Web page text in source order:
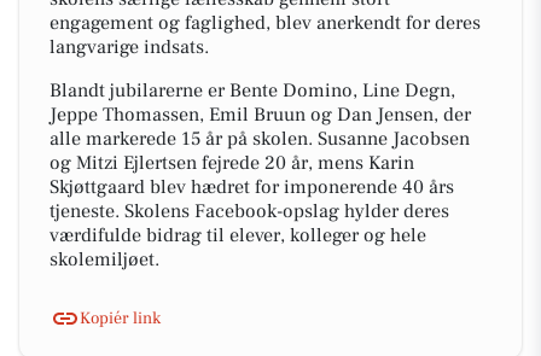
engagement og faglighed, blev anerkendt for deres
langvarige indsats.
Blandt jubilarerne er Bente Domino, Line Degn,
Jeppe Thomassen, Emil Bruun og Dan Jensen, der
alle markerede 15 år på skolen. Susanne Jacobsen
og Mitzi Ejlertsen fejrede 20 år, mens Karin
Skjøttgaard blev hædret for imponerende 40 års
tjeneste. Skolens Facebook-opslag hylder deres
værdifulde bidrag til elever, kolleger og hele
skolemiljøet.
Kopiér link